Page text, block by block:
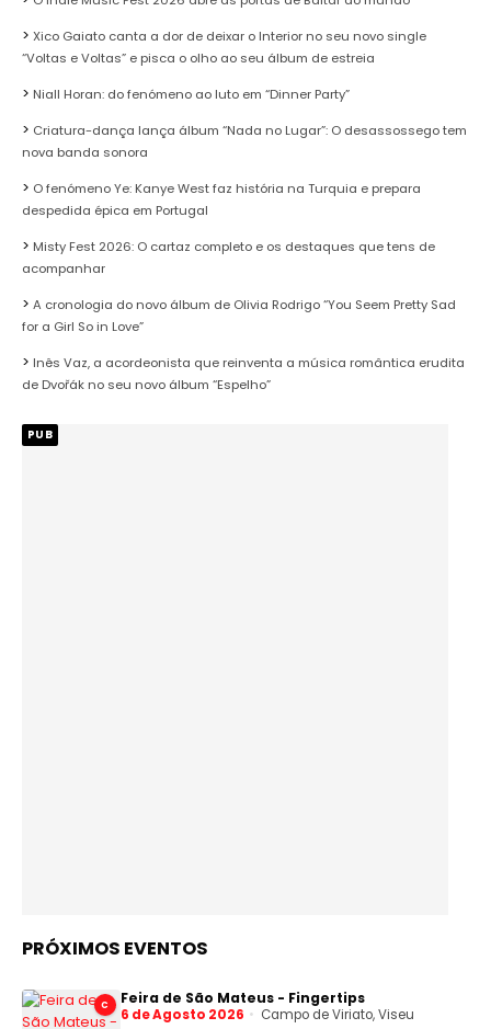
Xico Gaiato canta a dor de deixar o Interior no seu novo single
“Voltas e Voltas” e pisca o olho ao seu álbum de estreia
Niall Horan: do fenómeno ao luto em “Dinner Party”
Criatura-dança lança álbum “Nada no Lugar”: O desassossego tem
nova banda sonora
O fenómeno Ye: Kanye West faz história na Turquia e prepara
despedida épica em Portugal
Misty Fest 2026: O cartaz completo e os destaques que tens de
acompanhar
A cronologia do novo álbum de Olivia Rodrigo “You Seem Pretty Sad
for a Girl So in Love”
Inês Vaz, a acordeonista que reinventa a música romântica erudita
de Dvořák no seu novo álbum “Espelho”
PUB
PRÓXIMOS EVENTOS
C Feira de São Mateus - Fingertips
6 de Agosto 2026 Campo de Viriato, Viseu